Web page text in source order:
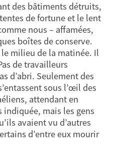
des bâtiments détruits,
de fortune et le lent
nous – affamées,
boîtes de conserve.
milieu de la matinée. Il
de travailleurs
d’abri. Seulement des
sous l’œil des
attendant en
indiquée, mais les gens
avaient vu d’autres
d’entre eux mourir